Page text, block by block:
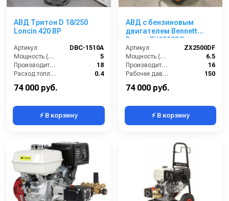
АВД Тритон D 18/250
Loncin 420 BP
Артикул:
DBC-1510A
Мощность (л/с):
5
Производительность (л/мин):
18
Расход топлива (л/ч):
0.4
74 000 руб.
⚡ В корзину
АВД с бензиновым
двигателем Bennett
Power ZX2500DF
(электрический
стартер)
Артикул:
ZX2500DF
Мощность (л/с):
6.5
Производительность (л/мин):
16
Рабочее давление (бар):
150
74 000 руб.
⚡ В корзину